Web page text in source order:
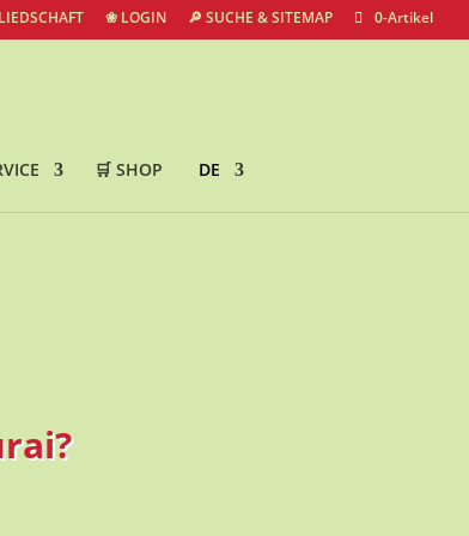
❀ LOGIN 🔎 SUCHE & SITEMAP 0-Artikel
🛒 SHOP DE